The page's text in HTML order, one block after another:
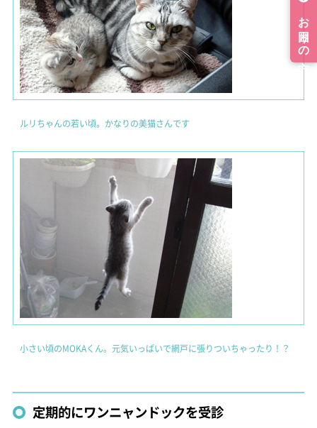
ルリちゃんの若い頃。かなりの美猫さんです
小さい頃のMOKAくん。元気いっぱいで網戸に張りついちゃったり！？
定期的にワンニャンドックを受診